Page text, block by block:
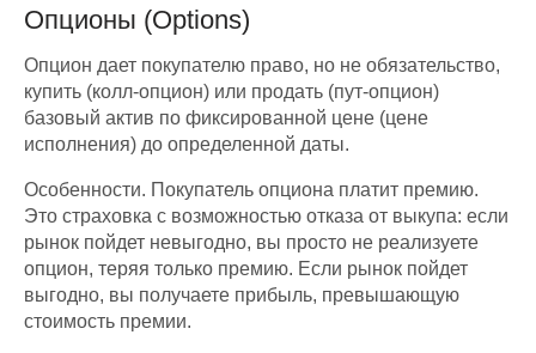
Опционы (Options)
Опцион дает покупателю право, но не обязательство,
купить (колл-опцион) или продать (пут-опцион)
базовый актив по фиксированной цене (цене
исполнения) до определенной даты.
Особенности. Покупатель опциона платит премию.
Это страховка с возможностью отказа от выкупа: если
рынок пойдет невыгодно, вы просто не реализуете
опцион, теряя только премию. Если рынок пойдет
выгодно, вы получаете прибыль, превышающую
стоимость премии.